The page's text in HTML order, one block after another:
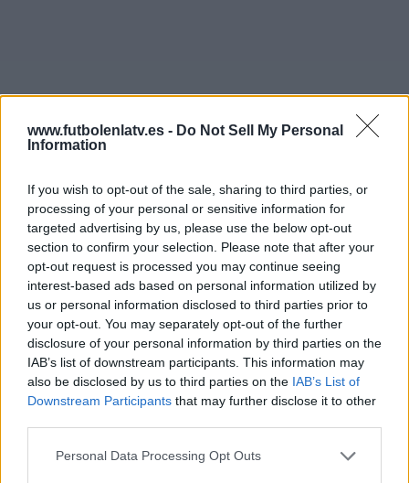
www.futbolenlatv.es - Do Not Sell My Personal
Information
If you wish to opt-out of the sale, sharing to third parties, or
processing of your personal or sensitive information for
targeted advertising by us, please use the below opt-out
section to confirm your selection. Please note that after your
opt-out request is processed you may continue seeing
interest-based ads based on personal information utilized by
us or personal information disclosed to third parties prior to
your opt-out. You may separately opt-out of the further
disclosure of your personal information by third parties on the
IAB’s list of downstream participants. This information may
also be disclosed by us to third parties on the IAB’s List of
Downstream Participants that may further disclose it to other
Personal Data Processing Opt Outs
Más días
DATOS ESTADÍSTICOS DEL EQUIPO SUECIA EN
TELEVISIÓN EN ESPAÑA
A fecha de hoy 07/08/2026 y desde que esta web recoge los datos
estadísticos de cuándo y dónde se televisan los partidos de
Fútboldel
equipo
Suecia España , que fue el 06/02/2013
, podemos dar los
224
PARTIDOS TELEVISADOS
147 partidos en abierto
65,62%
34,38%